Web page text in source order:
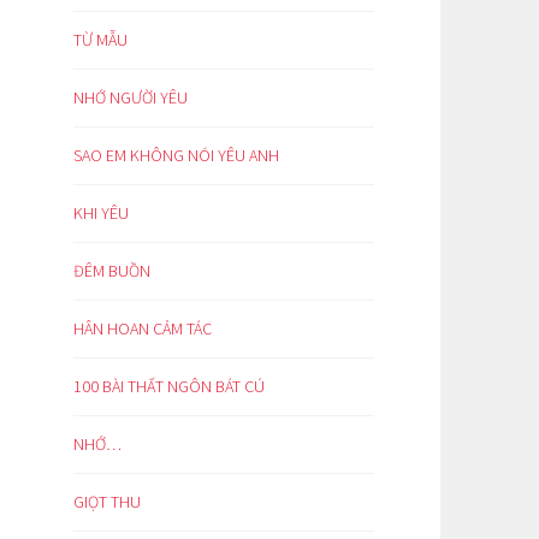
TỪ MẪU
NHỚ NGƯỜI YÊU
SAO EM KHÔNG NÓI YÊU ANH
KHI YÊU
ĐÊM BUỒN
HÂN HOAN CẢM TÁC
100 BÀI THẤT NGÔN BÁT CÚ
NHỚ…
GIỌT THU